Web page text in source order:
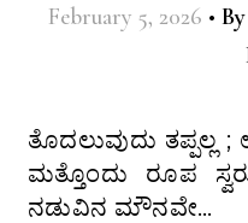
February 5, 2026 • By
ತೊದಲುವುದು ತಪ್ಪಲ್ಲ ; ಊನವೂ ಅಲ್ಲ !ಅದು ಮಾತಿನ
ಮತ್ತೊಂದು ರೂಪ
ನಡುವಿನ ಮೌನವೇ…